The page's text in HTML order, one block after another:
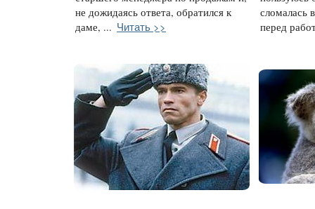
не дожидаясь ответа, обратился к
даме, ... Читать >>
сломалась
перед